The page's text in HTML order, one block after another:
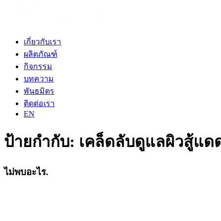
เกี่ยวกับเรา
ผลิตภัณฑ์
กิจกรรม
บทความ
พันธมิตร
ติดต่อเรา
EN
ป้ายกำกับ: เคล็ดลับดูแลผิวสู้แด
ไม่พบอะไร.